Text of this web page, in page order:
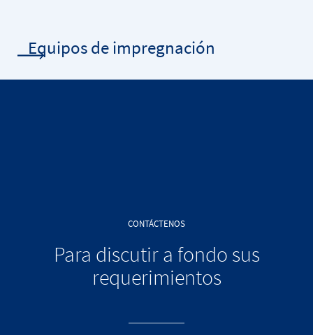
Equipos de impregnación
CONTÁCTENOS
Para discutir a fondo sus
requerimientos